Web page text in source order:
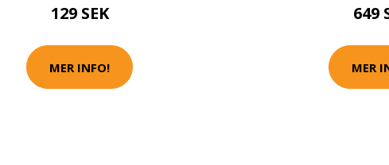
129 SEK
MER INFO!
649
MER